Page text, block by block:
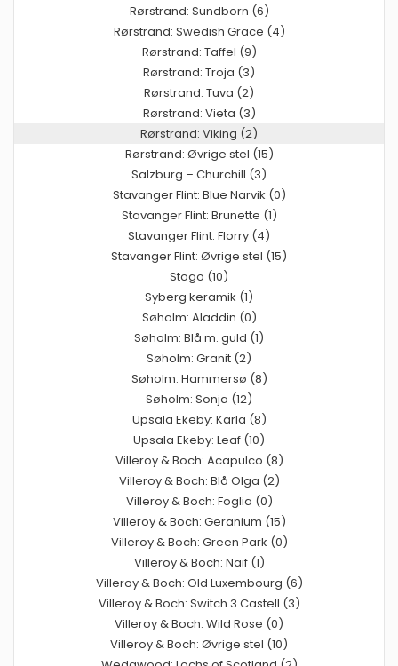
Rørstrand: Sundborn (6)
Rørstrand: Swedish Grace (4)
Rørstrand: Taffel (9)
Rørstrand: Troja (3)
Rørstrand: Tuva (2)
Rørstrand: Vieta (3)
Rørstrand: Viking (2)
Rørstrand: Øvrige stel (15)
Salzburg – Churchill (3)
Stavanger Flint: Blue Narvik (0)
Stavanger Flint: Brunette (1)
Stavanger Flint: Florry (4)
Stavanger Flint: Øvrige stel (15)
Stogo (10)
Syberg keramik (1)
Søholm: Aladdin (0)
Søholm: Blå m. guld (1)
Søholm: Granit (2)
Søholm: Hammersø (8)
Søholm: Sonja (12)
Upsala Ekeby: Karla (8)
Upsala Ekeby: Leaf (10)
Villeroy & Boch: Acapulco (8)
Villeroy & Boch: Blå Olga (2)
Villeroy & Boch: Foglia (0)
Villeroy & Boch: Geranium (15)
Villeroy & Boch: Green Park (0)
Villeroy & Boch: Naif (1)
Villeroy & Boch: Old Luxembourg (6)
Villeroy & Boch: Switch 3 Castell (3)
Villeroy & Boch: Wild Rose (0)
Villeroy & Boch: Øvrige stel (10)